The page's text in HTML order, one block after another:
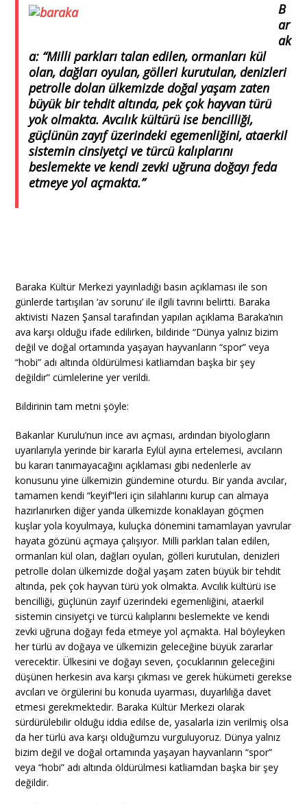
B
ar
ak
a: “Milli parkları talan edilen, ormanları kül
olan, dağları oyulan, gölleri kurutulan, denizleri
petrolle dolan ülkemizde doğal yaşam zaten
büyük bir tehdit altında, pek çok hayvan türü
yok olmakta. Avcılık kültürü ise bencilliği,
güçlünün zayıf üzerindeki egemenliğini, ataerkil
sistemin cinsiyetçi ve türcü kalıplarını
beslemekte ve kendi zevki uğruna doğayı feda
etmeye yol açmakta.”
Baraka Kültür Merkezi yayınladığı basın açıklaması ile son
günlerde tartışılan ‘av sorunu’ ile ilgili tavrını belirtti. Baraka
aktivisti Nazen Şansal tarafından yapılan açıklama Baraka’nın
ava karşı olduğu ifade edilirken, bildiride “Dünya yalnız bizim
değil ve doğal ortamında yaşayan hayvanların “spor” veya
“hobi” adı altında öldürülmesi katliamdan başka bir şey
değildir” cümlelerine yer verildi.
Bildirinin tam metni şöyle:
Bakanlar Kurulu’nun ince avı açması, ardından biyologların
uyarılarıyla yerinde bir kararla Eylül ayına ertelemesi, avcıların
bu kararı tanımayacağını açıklaması gibi nedenlerle av
konusunu yine ülkemizin gündemine oturdu. Bir yanda avcılar,
tamamen kendi “keyif”leri için silahlarını kurup can almaya
hazırlanırken diğer yanda ülkemizde konaklayan göçmen
kuşlar yola koyulmaya, kuluçka dönemini tamamlayan yavrular
hayata gözünü açmaya çalışıyor. Milli parkları talan edilen,
ormanları kül olan, dağları oyulan, gölleri kurutulan, denizleri
petrolle dolan ülkemizde doğal yaşam zaten büyük bir tehdit
altında, pek çok hayvan türü yok olmakta. Avcılık kültürü ise
bencilliği, güçlünün zayıf üzerindeki egemenliğini, ataerkil
sistemin cinsiyetçi ve türcü kalıplarını beslemekte ve kendi
zevki uğruna doğayı feda etmeye yol açmakta. Hal böyleyken
her türlü av doğaya ve ülkemizin geleceğine büyük zararlar
verecektir. Ülkesini ve doğayı seven, çocuklarının geleceğini
düşünen herkesin ava karşı çıkması ve gerek hükümeti gerekse
avcıları ve örgülerini bu konuda uyarması, duyarlılığa davet
etmesi gerekmektedir. Baraka Kültür Merkezi olarak
sürdürülebilir olduğu iddia edilse de, yasalarla izin verilmiş olsa
da her türlü ava karşı olduğumzu vurguluyoruz. Dünya yalnız
bizim değil ve doğal ortamında yaşayan hayvanların “spor”
veya “hobi” adı altında öldürülmesi katliamdan başka bir şey
değildir.